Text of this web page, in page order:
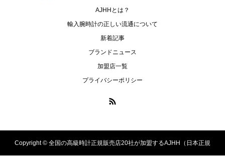
I.T.A.
アイ･ティー･エー
アイ・ダブリュー・シー シャフハ
ローリーロドキン
エムアールジー エムティージー
AJHHとは？
輸入腕時計の正しい流通について
新着記事
ブランドニュース
加盟店一覧
プライバシーポリシー
Copyright © 全国の高級時計正規販売店20社が加盟するAJHH（日本正規